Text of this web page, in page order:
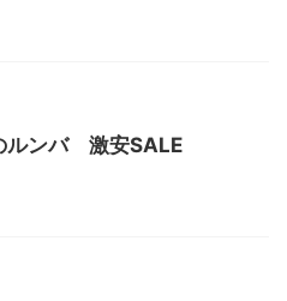
ルンバ 激安SALE